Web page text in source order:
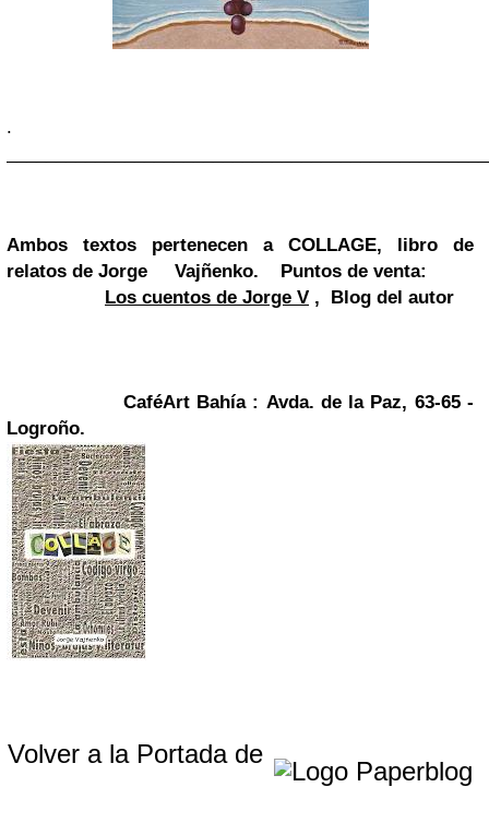
.
Ambos textos pertenecen a COLLAGE, libro de
relatos de Jorge Vajñenko.
Puntos de venta:
Los cuentos de Jorge V , Blog del autor
CaféArt Bahía : Avda. de la Paz, 63-65 -
Logroño.
Volver a la Portada de